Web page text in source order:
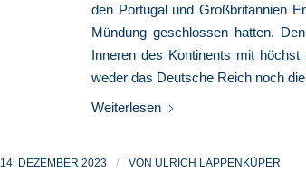
den Portugal und Großbritannien
Mündung geschlossen hatten.
Inneren des Kontinents mit höchst
weder das Deutsche Reich noch
Weiterlesen
14. DEZEMBER 2023 / VON ULRICH LAPPENKÜPER